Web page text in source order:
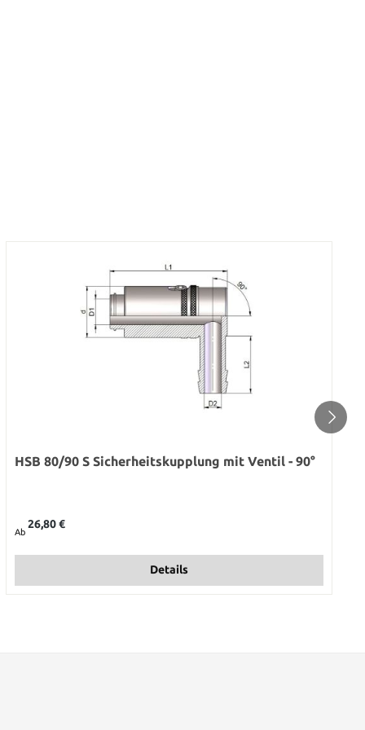
HSB 80/90 S Sicherheitskupplung mit Ventil - 90°
Ab
26,80 €
Details